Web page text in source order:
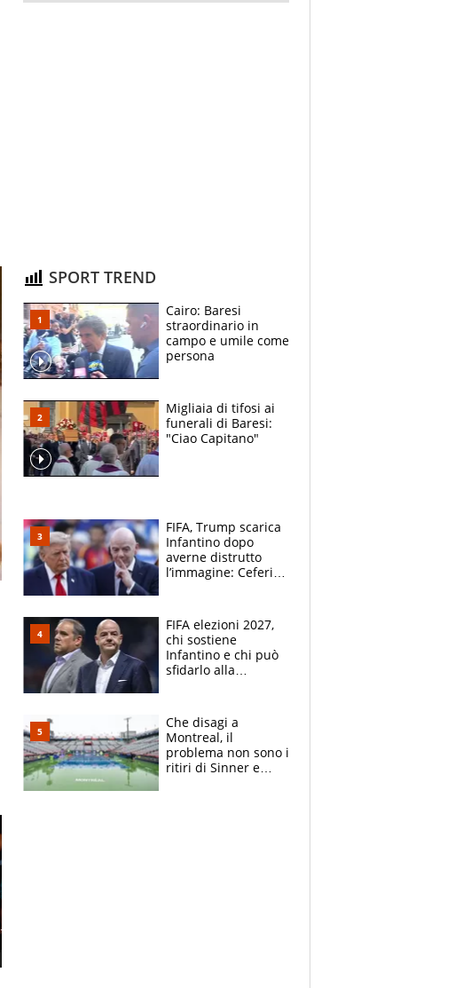
SPORT TREND
Cairo: Baresi
straordinario in
campo e umile come
persona
Migliaia di tifosi ai
funerali di Baresi:
"Ciao Capitano"
FIFA, Trump scarica
Infantino dopo
averne distrutto
l’immagine: Ceferin
contrattacco
FIFA elezioni 2027,
chi sostiene
Infantino e chi può
sfidarlo alla
calcio
Che disagi a
Montreal, il
problema non sono i
ritiri di Sinner e